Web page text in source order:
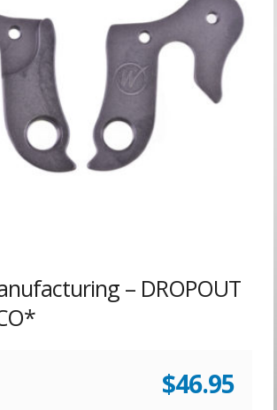
– DROPOUT
$46.95